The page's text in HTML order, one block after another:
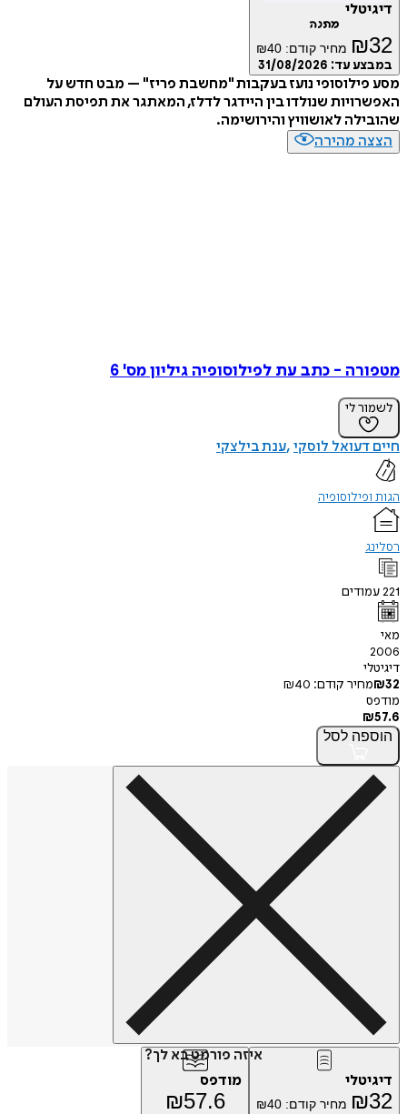
דיגיטלי
מתנה
₪32 מחיר קודם: ₪40
במבצע עד: 31/08/2026
מסע פילוסופי נועז בעקבות "מחשבת פריז" – מבט חדש על
האפשרויות שנולדו בין היידגר לדלז, המאתגר את תפיסת העולם
שהובילה לאושוויץ והירושימה.
הצצה מהירה
מטפורה - כתב עת לפילוסופיה גיליון מס' 6
לשמור לי
חיים דעואל לוסקי ענת בילצקי
הגות ופילוסופיה
רסלינג
221עמודים
מאי
2006
דיגיטלי
₪32 מחיר קודם: ₪40
מודפס
₪57.6
הוספה לסל
איזה פורמט בא לך?
דיגיטלי
₪32 מחיר קודם: ₪40
מודפס
₪57.6